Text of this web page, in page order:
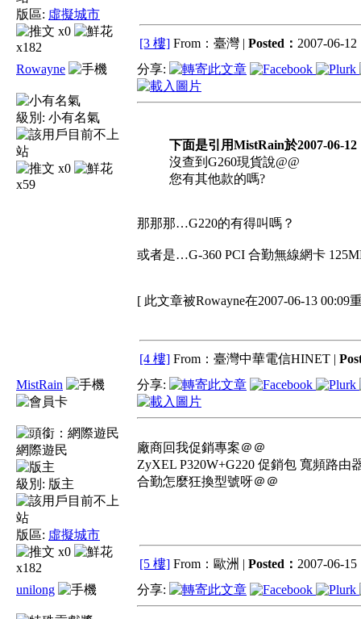
版區: 虛擬城市
x0
x182
[3 樓] From：臺灣 | Posted： 2007-06-12
Rowayne
級別: 小有名氣
x0
x59
分享:
下面是引用MistRain於2007-06-12
沒查到G260現貨說@@
您有其他款的嗎?
那那那…G220的有得叫嗎？
或者是…G-360 PCI 合勤無線網卡
[ 此文章被Rowayne在2007-06-13 00:09
[4 樓] From：臺灣中華電信HINET |
MistRain
網際遊民
級別: 版主
版區: 虛擬城市
x0
x182
分享:
廠商回我促銷專案＠＠
ZyXEL P320W+G220 促銷包 寬頻路
合勤怎麼狂換型號呀＠＠
[5 樓] From：歐洲 | Posted： 2007-06-15
unilong
分享: